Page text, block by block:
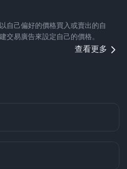
自己偏好的價格買入或賣出的自
交易廣告來設定自己的價格。
查看更多